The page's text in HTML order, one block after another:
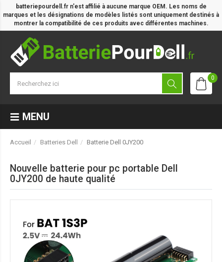
batteriepourdell.fr n'est affilié à aucune marque OEM. Les noms de
marques et les désignations de modèles listés sont uniquement destinés à
montrer la compatibilité de ces produits avec différentes machines.
0
MENU
Accueil Batteries Dell Batterie Dell 0JY200
Nouvelle batterie pour pc portable Dell
0JY200 de haute qualité